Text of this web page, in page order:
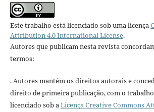
Este trabalho está licenciado sob uma licença
Attribution 4.0 International License.
Autores que publicam nesta revista
termos:
. Autores mantém os direitos autorais e
direito de primeira publicação, com o
licenciado sob aLicença Creative Commons